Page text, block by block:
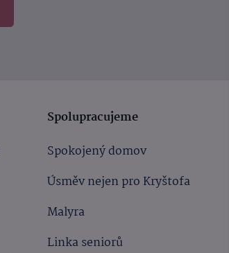
Spolupracujeme
Spokojený domov
Úsměv nejen pro Kryštofa
Malyra
Linka seniorů